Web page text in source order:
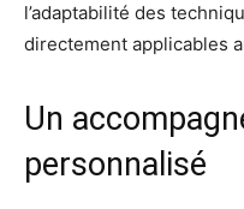
l’adaptabilité des
directement applicables
Un
personnalisé